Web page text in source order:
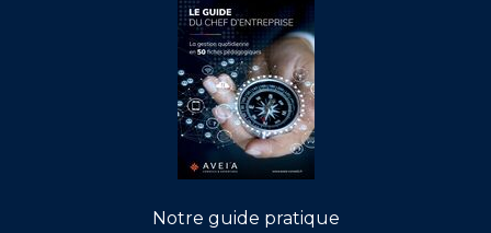
Notre guide pratique